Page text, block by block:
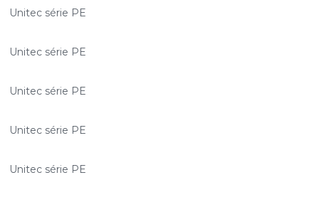
Unitec série PE
Unitec série PE
Unitec série PE
Unitec série PE
Unitec série PE